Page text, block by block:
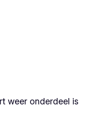
weer onderdeel is